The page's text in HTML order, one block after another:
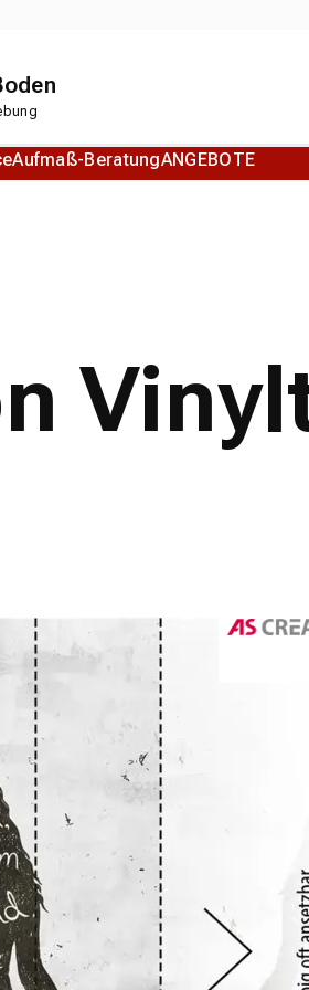
Aufmaß-BeratungANGEBOTE